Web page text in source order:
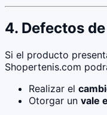
4. Defectos
Si el producto
Shopertenis.com
Realizar el
Otorgar un vale